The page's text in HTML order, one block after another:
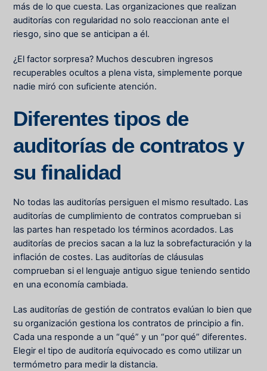
más de lo que cuesta. Las organizaciones que realizan
auditorías con regularidad no solo reaccionan ante el
riesgo, sino que se anticipan a él.
¿El factor sorpresa? Muchos descubren ingresos
recuperables ocultos a plena vista, simplemente porque
nadie miró con suficiente atención.
Diferentes tipos de
auditorías de contratos y
su finalidad
No todas las auditorías persiguen el mismo resultado. Las
auditorías de cumplimiento de contratos comprueban si
las partes han respetado los términos acordados. Las
auditorías de precios sacan a la luz la sobrefacturación y la
inflación de costes. Las auditorías de cláusulas
comprueban si el lenguaje antiguo sigue teniendo sentido
en una economía cambiada.
Las auditorías de gestión de contratos evalúan lo bien que
su organización gestiona los contratos de principio a fin.
Cada una responde a un “qué” y un “por qué” diferentes.
Elegir el tipo de auditoría equivocado es como utilizar un
termómetro para medir la distancia.